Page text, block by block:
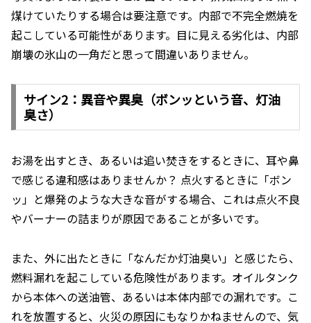
煤けていたりする場合は要注意です。内部で不完全燃焼を
起こしている可能性があります。目に見える劣化は、内部
崩壊の氷山の一角だと思って間違いありません。
サイン2：異音や異臭（ボンッという音、灯油
臭さ）
お湯を出すとき、あるいは追い焚きをするときに、耳や鼻
で感じる違和感はありませんか？ 点火するときに「ボン
ッ」と爆発のような大きな音がする場合、これは点火不良
やバーナーの詰まりが原因であることが多いです。
また、外に出たときに「なんだか灯油臭い」と感じたら、
燃料漏れを起こしている危険性があります。オイルタンク
から本体への送油管、あるいは本体内部での漏れです。こ
れを放置すると、火災の原因にもなりかねませんので、気